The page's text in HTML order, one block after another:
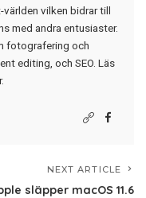
vilken bidrar till
med andra entusiaster.
fotografering och
editing, och SEO. Läs
.
NEXT ARTICLE
släpper macOS 11.6